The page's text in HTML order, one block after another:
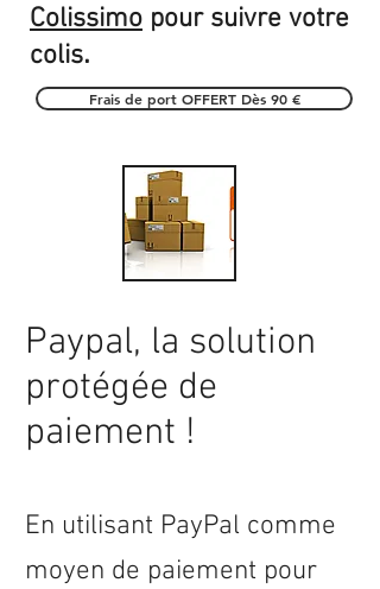
Colissimo pour suivre votre
colis.
Frais de port OFFERT Dès 90 €
Paypal, la solution
protégée de
paiement !
En utilisant PayPal comme
moyen de paiement pour